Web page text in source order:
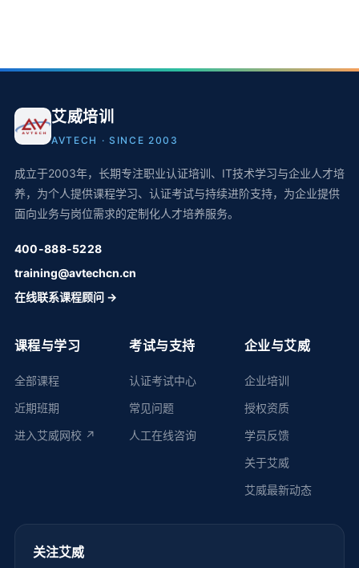
艾威培训
AVTECH · SINCE 2003
成立于2003年，长期专注职业认证培训、IT技术学习与企业人才培
养，为个人提供课程学习、认证考试与持续进阶支持，为企业提供
面向业务与岗位需求的定制化人才培养服务。
400-888-5228
training@avtechcn.cn
在线联系课程顾问 →
课程与学习
全部课程
近期班期
进入艾威网校 ↗
考试与支持
认证考试中心
常见问题
人工在线咨询
企业与艾威
企业培训
授权资质
学员反馈
关于艾威
艾威最新动态
关注艾威